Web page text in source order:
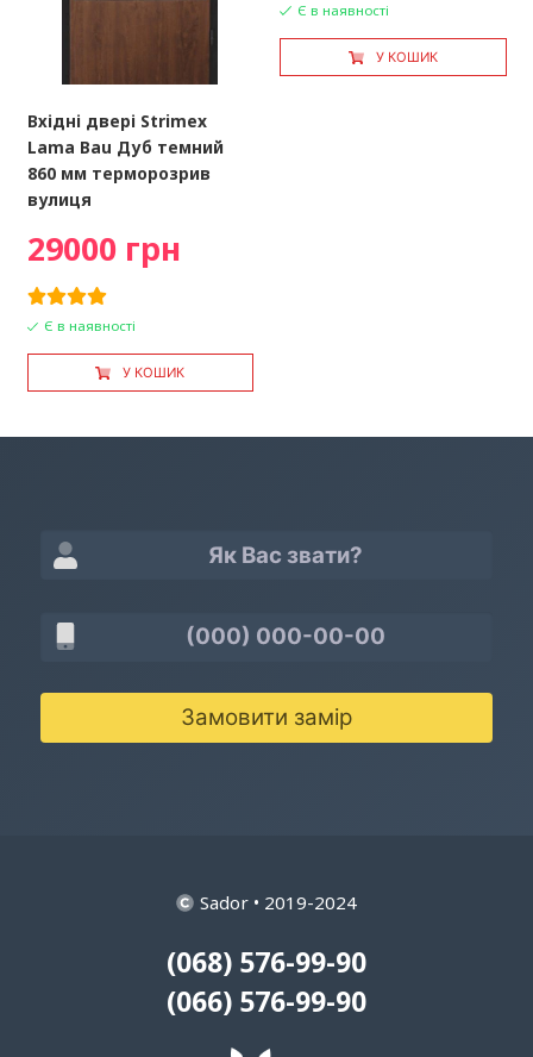
Вхідні двері Strimex
Lama Bau Дуб темний
860 мм терморозрив
вулиця
29000 грн
Є в наявності
У КОШИК
Є в наявності
У КОШИК
Замовити замір
Sador • 2019-2024
(068) 576-99-90
(066) 576-99-90